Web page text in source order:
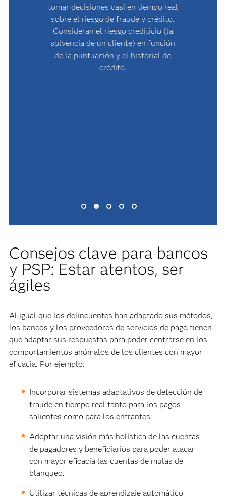
tomar decisiones casi en tiempo real
sobre el riesgo de fraude y crédito.
Consideran el riesgo crediticio (la
solvencia de un cliente) en función
de la puntuación y el historial de
crédito.
Consejos clave para bancos
y PSP: Estar atentos, ser
ágiles
Al igual que los delincuentes han adaptado sus métodos,
los bancos y los proveedores de servicios de pago tienen
que adaptar sus respuestas para poder centrarse en los
comportamientos anómalos de los clientes con mayor
eficacia. Por ejemplo:
Incorporar sistemas adaptativos de detección de
fraude en tiempo real tanto para los pagos
salientes como para los entrantes.
Adoptar una visión más holística de las cuentas
de pagadores y beneficiarios para poder atacar
con mayor eficacia las cuentas de mulas de
blanqueo.
Utilizar técnicas de aprendizaje automático